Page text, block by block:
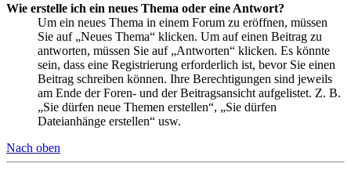
Wie erstelle ich ein neues Thema oder eine Antwort?
Um ein neues Thema in einem Forum zu eröffnen, müssen
Sie auf „Neues Thema“ klicken. Um auf einen Beitrag zu
antworten, müssen Sie auf „Antworten“ klicken. Es könnte
sein, dass eine Registrierung erforderlich ist, bevor Sie einen
Beitrag schreiben können. Ihre Berechtigungen sind jeweils
am Ende der Foren- und der Beitragsansicht aufgelistet. Z. B.
„Sie dürfen neue Themen erstellen“, „Sie dürfen
Dateianhänge erstellen“ usw.
Nach oben